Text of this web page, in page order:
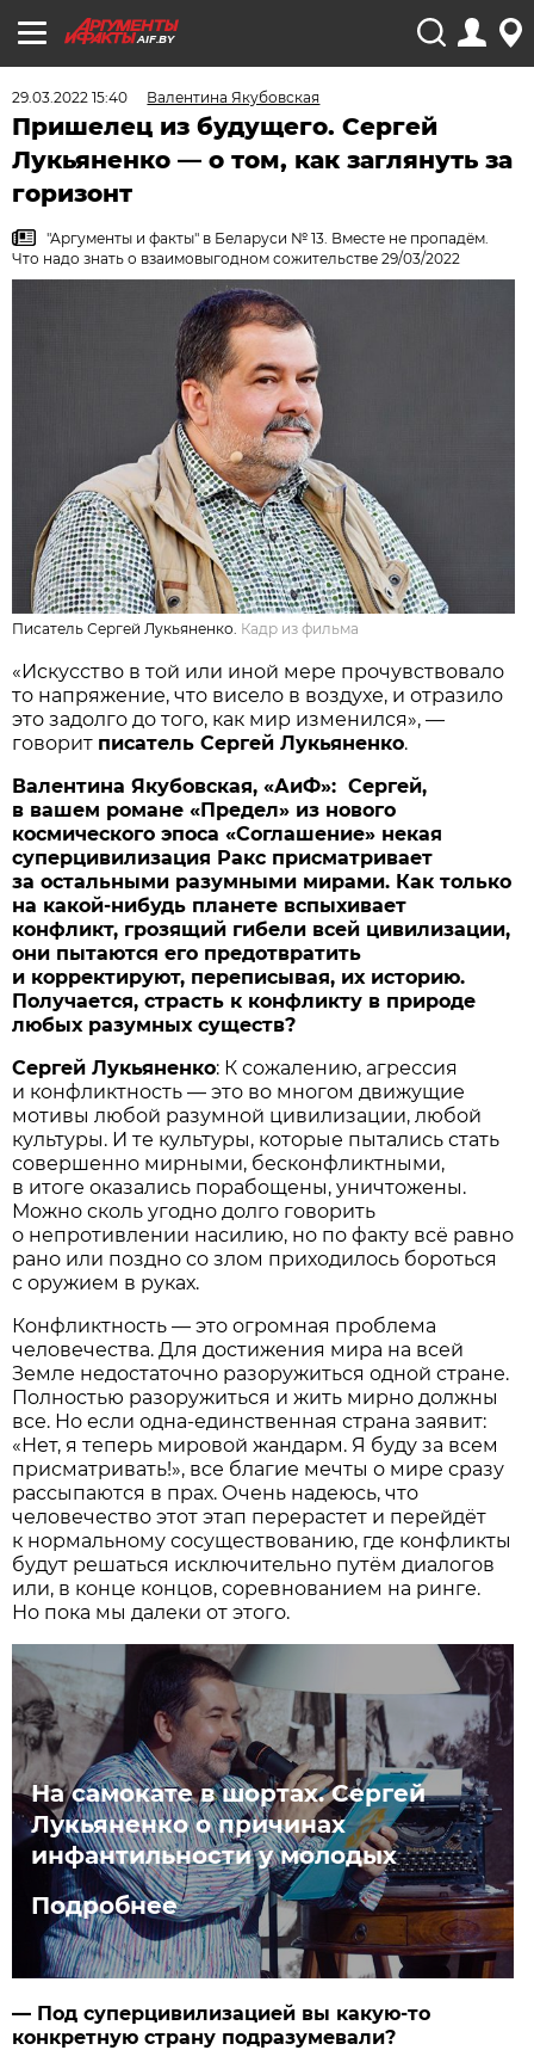
AIF.BY
29.03.2022 15:40 Валентина Якубовская
Пришелец из будущего. Сергей
Лукьяненко — о том, как заглянуть за
горизонт
"Аргументы и факты" в Беларуси № 13. Вместе не пропадём.
Что надо знать о взаимовыгодном сожительстве 29/03/2022
Писатель Сергей Лукьяненко. Кадр из фильма
«Искусство в той или иной мере прочувствовало
то напряжение, что висело в воздухе, и отразило
это задолго до того, как мир изменился», —
говорит писатель Сергей Лукьяненко.
Валентина Якубовская, «АиФ»: Сергей,
в вашем романе «Предел» из нового
космического эпоса «Соглашение» некая
суперцивилизация Ракс присматривает
за остальными разумными мирами. Как только
на какой-нибудь планете вспыхивает
конфликт, грозящий гибели всей цивилизации,
они пытаются его предотвратить
и корректируют, переписывая, их историю.
Получается, страсть к конфликту в природе
любых разумных существ?
Сергей Лукьяненко: К сожалению, агрессия
и конфликтность — это во многом движущие
мотивы любой разумной цивилизации, любой
культуры. И те культуры, которые пытались стать
совершенно мирными, бесконфликтными,
в итоге оказались порабощены, уничтожены.
Можно сколь угодно долго говорить
о непротивлении насилию, но по факту всё равно
рано или поздно со злом приходилось бороться
с оружием в руках.
Конфликтность — это огромная проблема
человечества. Для достижения мира на всей
Земле недостаточно разоружиться одной стране.
Полностью разоружиться и жить мирно должны
все. Но если одна-единственная страна заявит:
«Нет, я теперь мировой жандарм. Я буду за всем
присматривать!», все благие мечты о мире сразу
рассыпаются в прах. Очень надеюсь, что
человечество этот этап перерастет и перейдёт
к нормальному сосуществованию, где конфликты
будут решаться исключительно путём диалогов
или, в конце концов, соревнованием на ринге.
Но пока мы далеки от этого.
На самокате в шортах. Сергей
Лукьяненко о причинах
инфантильности у молодых
Подробнее
— Под суперцивилизацией вы какую-то
конкретную страну подразумевали?